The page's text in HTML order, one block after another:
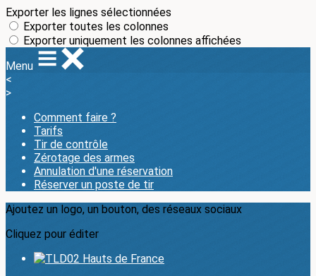
Exporter les lignes sélectionnées
Exporter toutes les colonnes
Exporter uniquement les colonnes affichées
Menu
<
>
Comment faire ?
Tarifs
Tir de contrôle
Zérotage des armes
Annulation d'une réservation
Réserver un poste de tir
Ajoutez un logo, un bouton, des réseaux sociaux
Cliquez pour éditer